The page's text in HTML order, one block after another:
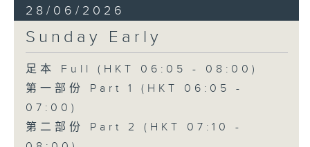
28/06/2026
Sunday Early
足本 Full (HKT 06:05 - 08:00)
第一部份 Part 1 (HKT 06:05 -
07:00)
第二部份 Part 2 (HKT 07:10 -